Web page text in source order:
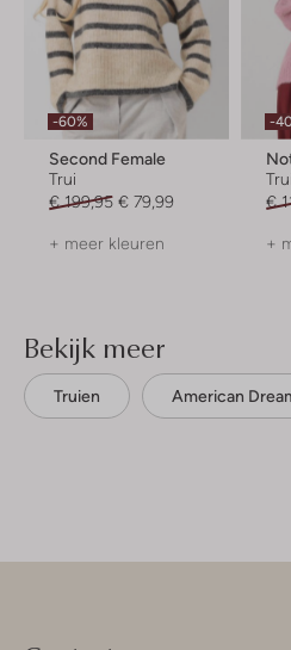
-60%
Second Female
Trui
€ 199,95 € 79,99
+ meer kleuren
-
Trui
€
+
Bekijk meer
Truien American